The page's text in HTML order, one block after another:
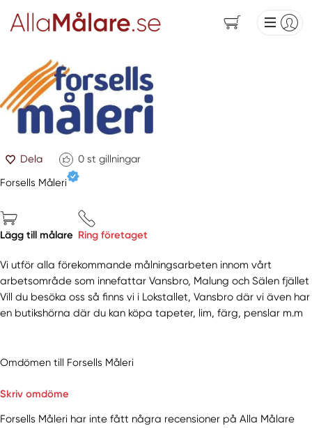
Dela 0 st gillningar
Forsells Måleri
Lägg till målare Ring företaget
Vi utför alla förekommande målningsarbeten innom vårt
arbetsområde som innefattar Vansbro, Malung och Sälen fjället
Vill du besöka oss så finns vi i Lokstallet, Vansbro där vi även har
en butikshörna där du kan köpa tapeter, lim, färg, penslar m.m
Omdömen till Forsells Måleri
Skriv omdöme
Forsells Måleri har inte fått några recensioner på Alla Målare